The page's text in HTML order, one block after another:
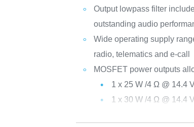
Output lowpass filter
outstanding audio
Wide operating supply
radio, telematics and e-call
MOSFET power outputs
1 x 25 W /4 Ω @ 14.4
1 x 30 W /4 Ω @ 14.4